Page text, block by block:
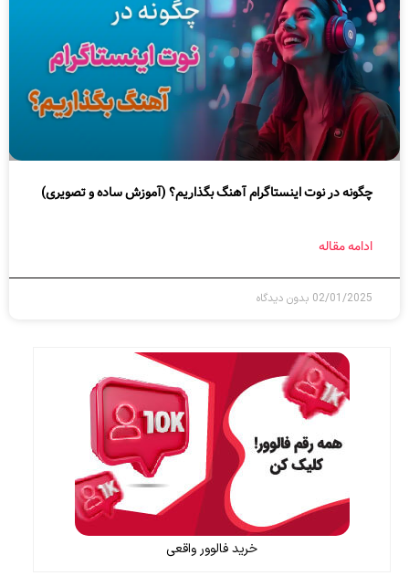
چگونه در نوت اینستاگرام آهنگ بگذاریم؟ (آموزش ساده و تصویری)
ادامه مقاله
02/01/2025 بدون دیدگاه
خرید فالوور واقعی